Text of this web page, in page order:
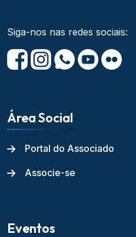
Siga-nos nas redes sociais:
Área Social
Portal do Associado
Associe-se
Eventos